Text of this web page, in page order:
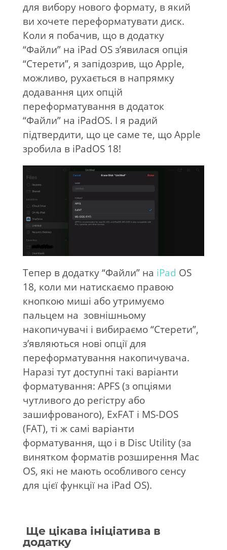
для вибору нового формату, в який
ви хочете переформатувати диск.
Коли я побачив, що в додатку
“Файли” на iPad OS з’явилася опція
“Стерети”, я запідозрив, що Apple,
можливо, рухається в напрямку
додавання цих опцій
переформатування в додаток
“Файли” на iPadOS. І я радий
підтвердити, що це саме те, що Apple
зробила в iPadOS 18!
Тепер в додатку “Файли” на iPad OS
18, коли ми натискаємо правою
кнопкою миші або утримуємо
пальцем на зовнішньому
накопичувачі і вибираємо “Стерети”,
з’являються нові опції для
переформатування накопичувача.
Наразі тут доступні такі варіанти
форматування: APFS (з опціями
чутливого до регістру або
зашифрованого), ExFAT і MS-DOS
(FAT), ті ж самі варіанти
форматування, що і в Disc Utility (за
винятком форматів розширення Mac
OS, які не мають особливого сенсу
для цієї функції на iPad OS).
Ще цікава ініціатива в
додатку